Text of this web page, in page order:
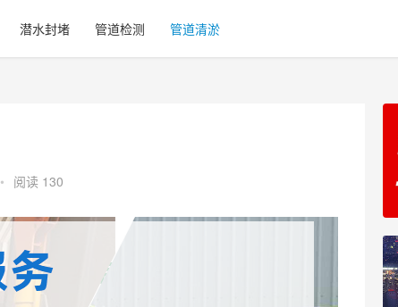
潜水封堵 管道检测 管道清淤
• 阅读 130